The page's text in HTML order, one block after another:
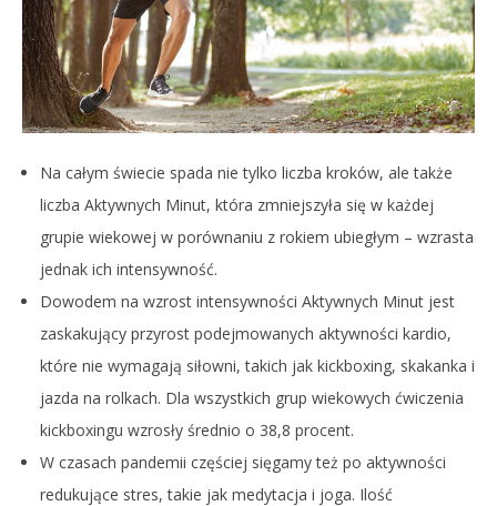
Na całym świecie spada nie tylko liczba kroków, ale także
liczba Aktywnych Minut, która zmniejszyła się w każdej
grupie wiekowej w porównaniu z rokiem ubiegłym – wzrasta
jednak ich intensywność.
Dowodem na wzrost intensywności Aktywnych Minut jest
zaskakujący przyrost podejmowanych aktywności kardio,
które nie wymagają siłowni, takich jak kickboxing, skakanka i
jazda na rolkach. Dla wszystkich grup wiekowych ćwiczenia
kickboxingu wzrosły średnio o 38,8 procent.
W czasach pandemii częściej sięgamy też po aktywności
redukujące stres, takie jak medytacja i joga. Ilość